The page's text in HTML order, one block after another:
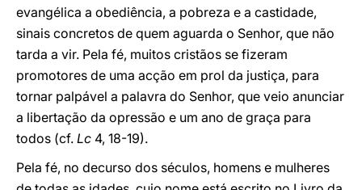
evangélica a obediência, a pobreza e a castidade,
sinais concretos de quem aguarda o Senhor, que não
tarda a vir. Pela fé, muitos cristãos se fizeram
promotores de uma acção em prol da justiça, para
tornar palpável a palavra do Senhor, que veio anunciar
a libertação da opressão e um ano de graça para
todos (cf. Lc 4, 18-19).
Pela fé, no decurso dos séculos, homens e mulheres